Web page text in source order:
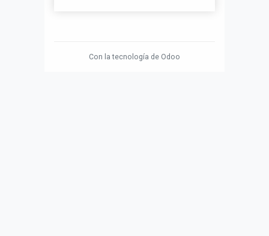
Con la tecnología de Odoo